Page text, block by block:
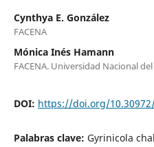
Cynthya E. González
FACENA
Mónica Inés Hamann
FACENA. Universidad Nacional
DOI: https://doi.org/
Palabras clave: Gyrinicola